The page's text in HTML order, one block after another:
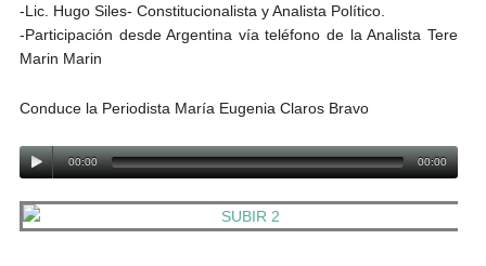
-Lic. Hugo Siles- Constitucionalista y Analista Político.
-Participación desde Argentina vía teléfono de la Analista Tere
Marin Marin
Conduce la Periodista María Eugenia Claros Bravo
00:00 00:00